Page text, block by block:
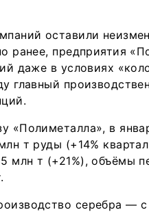
оставили
ранее, предприятия
даже в условиях
главный
«Полиметалла», в
т руды (+14%
млн т (+21%), объёмы
серебра —